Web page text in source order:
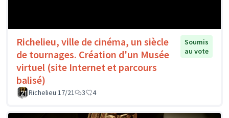
Richelieu, ville de cinéma, un siècle
de tournages. Création d'un Musée
virtuel (site Internet et parcours
balisé)
Soumis
au vote
Richelieu 17/21 3 4